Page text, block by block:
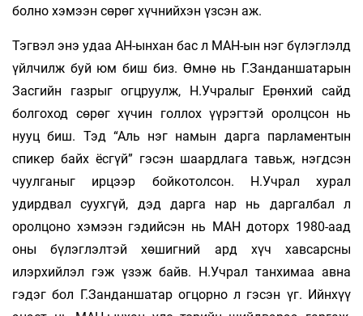
болно хэмээн сөрөг хүчнийхэн үзсэн аж.
Тэгвэл энэ удаа АН-ынхан бас л МАН-ын нэг бүлэглэлд
үйлчилж буй юм биш биз. Өмнө нь Г.Занданшатарын
Засгийн газрыг огцруулж, Н.Учралыг Ерөнхий сайд
болгоход сөрөг хүчин голлох үүрэгтэй оролцсон нь
нууц биш. Тэд “Аль нэг намын дарга парламентын
спикер байх ёсгүй” гэсэн шаардлага тавьж, нэгдсэн
чуулганыг ирцээр бойкотолсон. Н.Учрал хурал
удирдвал суухгүй, дэд дарга нар нь даргалбал л
оролцоно хэмээн гэдийсэн нь МАН доторх 1980-аад
оны бүлэглэлтэй хөшигний ард хүч хавсарсны
илэрхийлэл гэж үзэж байв. Н.Учрал танхимаа авна
гэдэг бол Г.Занданшатар огцорно л гэсэн үг. Ийнхүү